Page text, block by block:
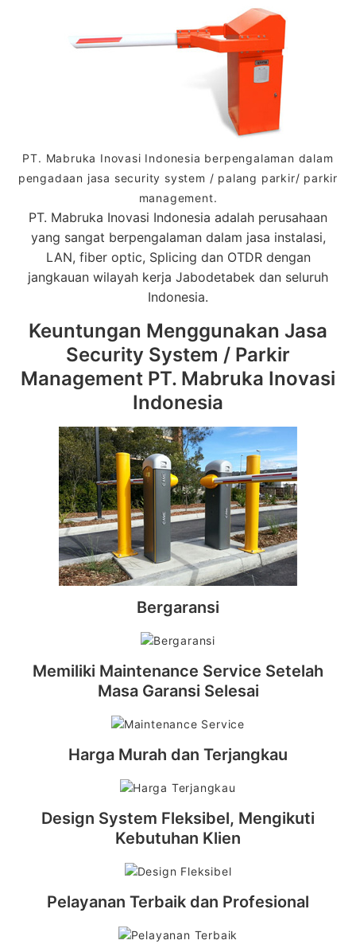
PT. Mabruka Inovasi Indonesia berpengalaman dalam
pengadaan jasa security system / palang parkir/ parkir
management.
PT. Mabruka Inovasi Indonesia adalah perusahaan
yang sangat berpengalaman dalam jasa instalasi,
LAN, fiber optic, Splicing dan OTDR dengan
jangkauan wilayah kerja Jabodetabek dan seluruh
Indonesia.
Keuntungan Menggunakan Jasa
Security System / Parkir
Management PT. Mabruka Inovasi
Indonesia
Bergaransi
Memiliki Maintenance Service Setelah
Masa Garansi Selesai
Harga Murah dan Terjangkau
Design System Fleksibel, Mengikuti
Kebutuhan Klien
Pelayanan Terbaik dan Profesional